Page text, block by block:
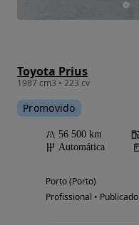
Toyota Prius
1987 cm3 • 223 cv
Promovido
56 500 km
Automática
Porto (Porto)
Profissional • Publicado